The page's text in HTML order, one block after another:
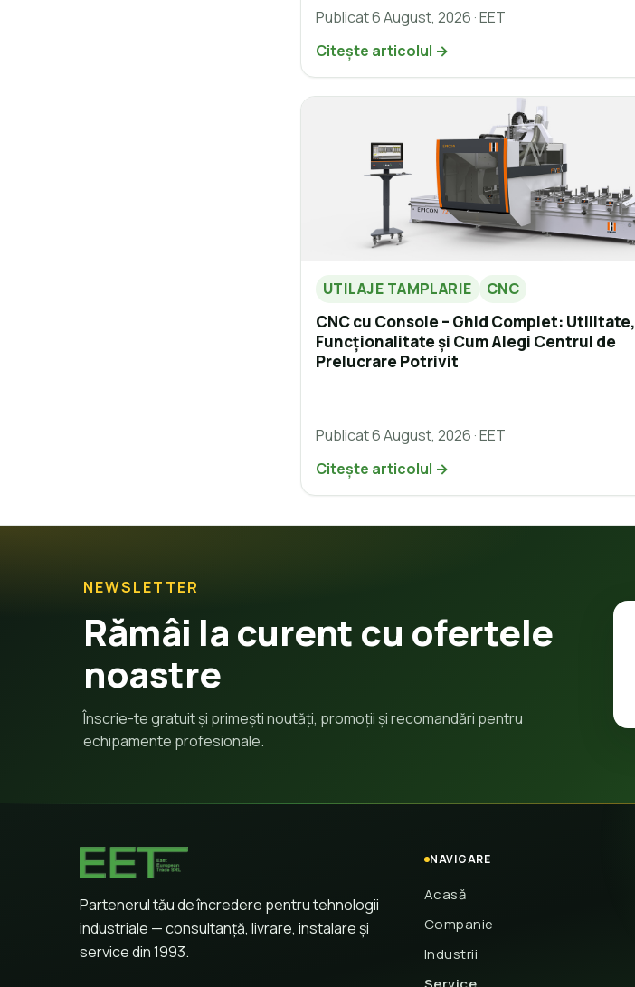
Publicat 6 August, 2026 · EET
Citește articolul →
UTILAJE TAMPLARIE CNC
CNC cu Console – Ghid Complet: Utilitate,
Funcționalitate și Cum Alegi Centrul de
Prelucrare Potrivit
Publicat 6 August, 2026 · EET
Citește articolul →
NEWSLETTER
Rămâi la curent cu ofertele
noastre
Înscrie-te gratuit și primești noutăți, promoții și recomandări pentru
echipamente profesionale.
Partenerul tău de încredere pentru tehnologii
industriale — consultanță, livrare, instalare și
service din 1993.
NAVIGARE
Acasă
Companie
Industrii